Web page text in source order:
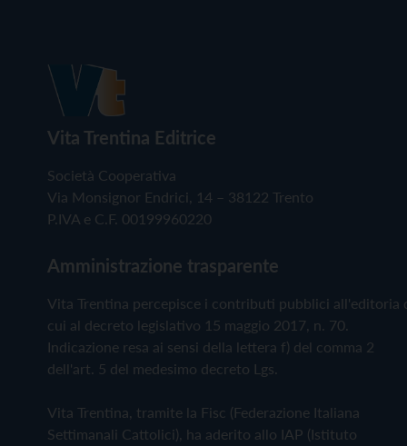
Vita Trentina Editrice
Società Cooperativa
Via Monsignor Endrici, 14 – 38122 Trento
P.IVA e C.F. 00199960220
Amministrazione trasparente
Vita Trentina percepisce i contributi pubblici all'editoria
cui al decreto legislativo 15 maggio 2017, n. 70.
Indicazione resa ai sensi della lettera f) del comma 2
dell'art. 5 del medesimo decreto Lgs.
Vita Trentina, tramite la Fisc (Federazione Italiana
Settimanali Cattolici), ha aderito allo IAP (Istituto